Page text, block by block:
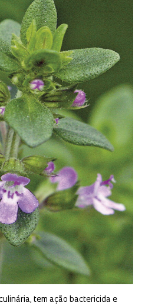
tem ação bactericida e